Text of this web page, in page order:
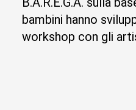
bambini hanno
workshop con gli